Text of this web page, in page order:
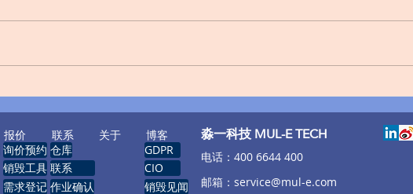
务商盘点
务
数
报价 联系 关于 博客
询价预约 仓库
GDPR
销毁工具
需求登记
联系
作业确认
CIO
销毁见闻
​淼一科技 MUL-E TECH
​电话：400 6644 400
邮箱： service@mul-e.com